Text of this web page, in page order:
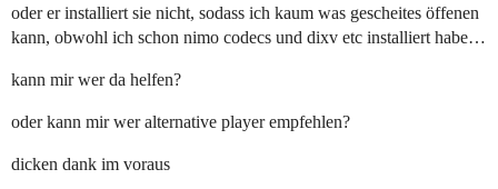
oder er installiert sie nicht, sodass ich kaum was gescheites öffenen
kann, obwohl ich schon nimo codecs und dixv etc installiert habe…
kann mir wer da helfen?
oder kann mir wer alternative player empfehlen?
dicken dank im voraus